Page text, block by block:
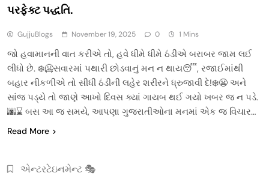
પરફેક્ટ પદ્ધતિ.
GujjuBlogs November 19, 2025 0 1 Mins
જો હવામાનની વાત કરીએ તો, હવે ધીમે ધીમે ઠંડીએ બરાબર જામ લઈ
લીધો છે. ❄️🥶સવારમાં પથારી છોડવાનું મન ન થાય😴, રજાઈમાંથી
બહાર નીકળીએ તો સીધી ઠંડીની લહેર શરીરને ધ્રુજાવી દે!❄️😬 અને
સાંજ પડ્યે તો જાણે આખો દિવસ ક્યાં ગાયબ થઈ ગયો ખબર જ ન પડે.
🌆⌛ બસ આ જ સમયે, આપણા ગુજરાતીઓના મનમાં એક જ વિચાર…
Read More
એન્ટરટેઇનમેન્ટ 🎭